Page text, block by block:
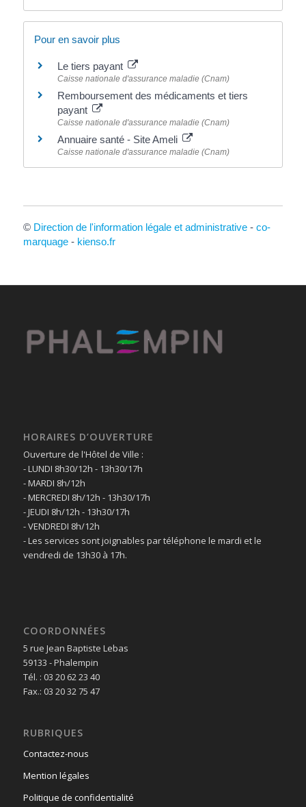
Pour en savoir plus
Le tiers payant
Caisse nationale d'assurance maladie (Cnam)
Remboursement des médicaments et tiers
payant
Caisse nationale d'assurance maladie (Cnam)
Annuaire santé - Site Ameli
Caisse nationale d'assurance maladie (Cnam)
© Direction de l'information légale et administrative- co-
marquage- kienso.fr
HORAIRES D’OUVERTURE
Ouverture de l'Hôtel de Ville :
- LUNDI 8h30/12h - 13h30/17h
- MARDI 8h/12h
- MERCREDI 8h/12h - 13h30/17h
- JEUDI 8h/12h - 13h30/17h
- VENDREDI 8h/12h
- Les services sont joignables par téléphone le mardi et le
vendredi de 13h30 à 17h.
COORDONNÉES
5 rue Jean Baptiste Lebas
59133 - Phalempin
Tél. : 03 20 62 23 40
Fax.: 03 20 32 75 47
RUBRIQUES
Contactez-nous
Mention légales
Politique de confidentialité